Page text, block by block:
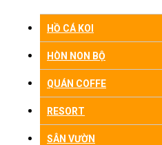
HỒ CÁ KOI
HÒN NON BỘ
QUÁN COFFE
RESORT
SÂN VƯỜN